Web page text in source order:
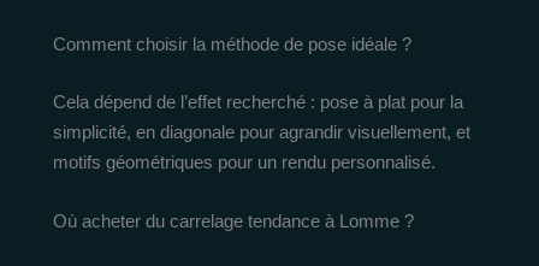
Comment choisir la méthode de pose idéale ?
Cela dépend de l’effet recherché : pose à plat pour la
simplicité, en diagonale pour agrandir visuellement, et
motifs géométriques pour un rendu personnalisé.
Où acheter du carrelage tendance à Lomme ?